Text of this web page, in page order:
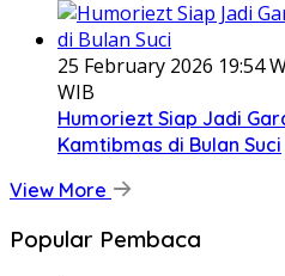
25 February 2026 19:54
WIB
Humoriezt Siap Jadi
Kamtibmas di Bulan Suci
View More
Popular Pembaca